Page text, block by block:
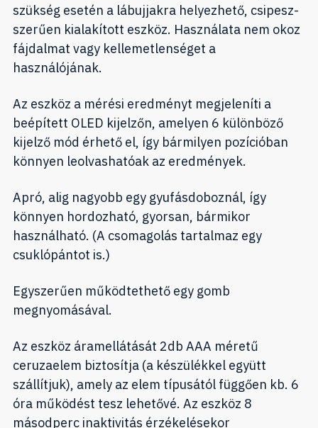
szükség esetén a lábujjakra helyezhető, csipesz-
szerűen kialakított eszköz. Használata nem okoz
fájdalmat vagy kellemetlenséget a
használójának.
Az eszköz a mérési eredményt megjeleníti a
beépített OLED kijelzőn, amelyen 6 különböző
kijelző mód érhető el, így bármilyen pozícióban
könnyen leolvashatóak az eredmények.
Apró, alig nagyobb egy gyufásdoboznál, így
könnyen hordozható, gyorsan, bármikor
használható. (A csomagolás tartalmaz egy
csuklópántot is.)
Egyszerűen működtethető egy gomb
megnyomásával.
Az eszköz áramellátását 2db AAA méretű
ceruzaelem biztosítja (a készülékkel együtt
szállítjuk), amely az elem típusától függően kb. 6
óra működést tesz lehetővé. Az eszköz 8
másodperc inaktivitás érzékelésekor